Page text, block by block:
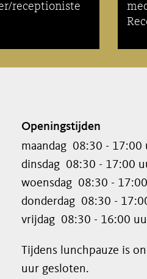
receptioniste
Openingstijden
maandag 08:30 - 17:00
dinsdag 08:30 - 17:00
woensdag 08:30 -
donderdag 08:30 -
vrijdag 08:30 - 16:00
Tijdens lunchpauze is
uur gesloten.